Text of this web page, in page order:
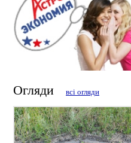
Огляди всі огляди